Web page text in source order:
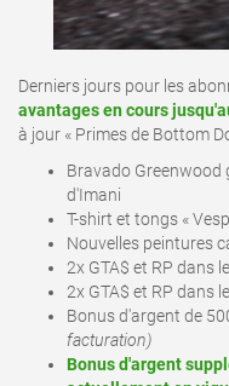
Derniers jours pour les
avantages en cours
à jour « Primes de Bottom
Bravado Greenwood
d'Imani
T-shirt et tongs «
Nouvelles peintures
2x GTA$ et RP dans
2x GTA$ et RP dans
Bonus d'argent de
facturation)
Bonus d'argent